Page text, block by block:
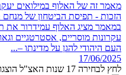
מאמר זה של האלוף במילואים
הזכות - תפיסת הביטחון של מנחם
במאמר מציג האלוף עמידרור את
עקרונות מוסריים, אסטרטגיים
העם היהודי להגן על מדינתו –...
17/06/2025
לחץ לבחירה 17 שנות האצ"ל הוצגו לפני לוחמיו בהיכל התרבות